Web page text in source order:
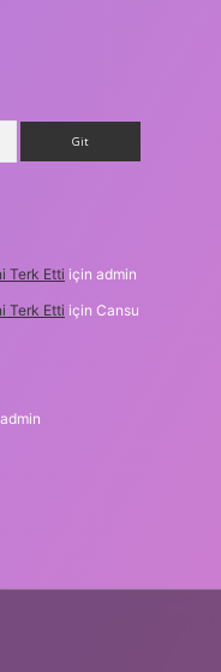
Terk Etti için admin
Terk Etti için Cansu
admin